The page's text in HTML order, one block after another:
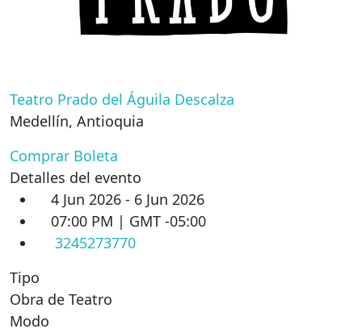
Teatro Prado del Águila Descalza
Medellín, Antioquia
Comprar Boleta
Detalles del evento
4 Jun 2026 - 6 Jun 2026
07:00 PM | GMT -05:00
3245273770
Tipo
Obra de Teatro
Modo